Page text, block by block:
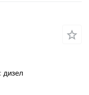
дизел